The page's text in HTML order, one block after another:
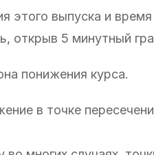
этого выпуска и
открыв 5 минутный
понижения курса.
в точке